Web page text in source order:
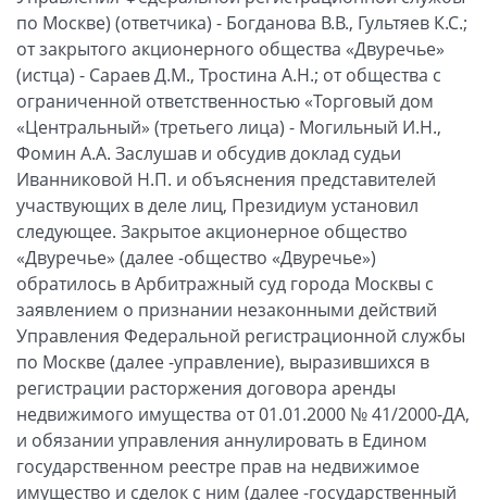
по Москве) (ответчика) - Богданова В.В., Гультяев К.С.;
от закрытого акционерного общества «Двуречье»
(истца) - Сараев Д.М., Тростина А.Н.; от общества с
ограниченной ответственностью «Торговый дом
«Центральный» (третьего лица) - Могильный И.Н.,
Фомин А.А. Заслушав и обсудив доклад судьи
Иванниковой Н.П. и объяснения представителей
участвующих в деле лиц, Президиум установил
следующее. Закрытое акционерное общество
«Двуречье» (далее -общество «Двуречье»)
обратилось в Арбитражный суд города Москвы с
заявлением о признании незаконными действий
Управления Федеральной регистрационной службы
по Москве (далее -управление), выразившихся в
регистрации расторжения договора аренды
недвижимого имущества от 01.01.2000 № 41/2000-ДА,
и обязании управления аннулировать в Едином
государственном реестре прав на недвижимое
имущество и сделок с ним (далее -государственный